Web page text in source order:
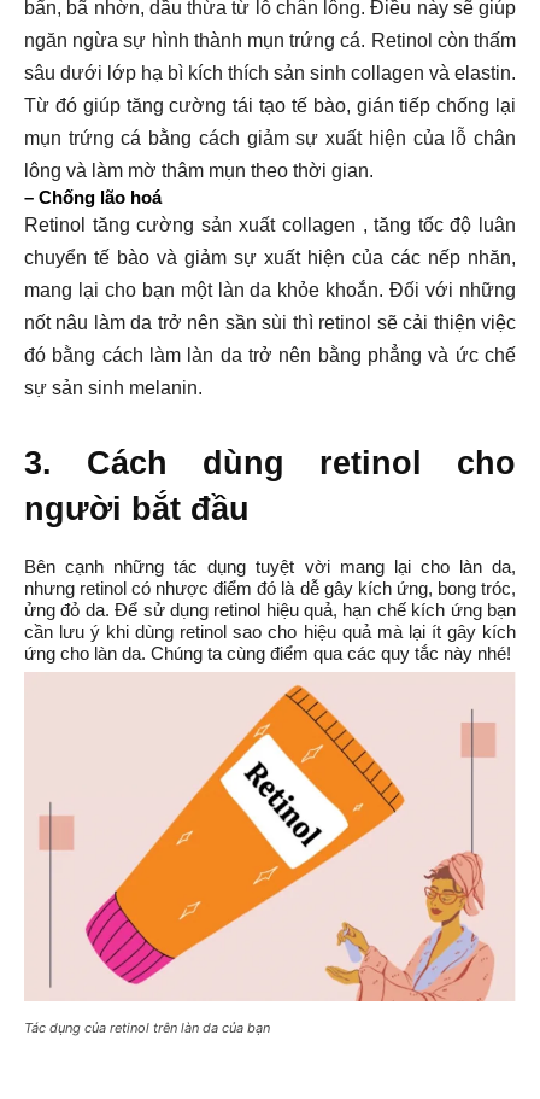
bẩn, bã nhờn, dầu thừa từ lỗ chân lông. Điều này sẽ giúp
ngăn ngừa sự hình thành mụn trứng cá. Retinol còn thấm
sâu dưới lớp hạ bì kích thích sản sinh collagen và elastin.
Từ đó giúp tăng cường tái tạo tế bào, gián tiếp chống lại
mụn trứng cá bằng cách giảm sự xuất hiện của lỗ chân
lông và làm mờ thâm mụn theo thời gian.
– Chống lão hoá
Retinol tăng cường sản xuất collagen , tăng tốc độ luân
chuyển tế bào và giảm sự xuất hiện của các nếp nhăn,
mang lại cho bạn một làn da khỏe khoắn. Đối với những
nốt nâu làm da trở nên sần sùi thì retinol sẽ cải thiện việc
đó bằng cách làm làn da trở nên bằng phẳng và ức chế
sự sản sinh melanin.
3. Cách dùng retinol cho
người bắt đầu
Bên cạnh những tác dụng tuyệt vời mang lại cho làn da,
nhưng retinol có nhược điểm đó là dễ gây kích ứng, bong tróc,
ửng đỏ da. Để sử dụng retinol hiệu quả, hạn chế kích ứng bạn
cần lưu ý khi dùng retinol sao cho hiệu quả mà lại ít gây kích
ứng cho làn da. Chúng ta cùng điểm qua các quy tắc này nhé!
Tác dụng của retinol trên làn da của bạn